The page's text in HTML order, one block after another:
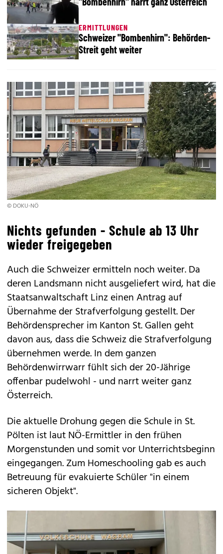
ERMITTLUNGEN
Schweizer "Bombenhirn": Behörden-
Streit geht weiter
© DOKU-NÖ
Nichts gefunden - Schule ab 13 Uhr
wieder freigegeben
Auch die Schweizer ermitteln noch weiter. Da
deren Landsmann nicht ausgeliefert wird, hat die
Staatsanwaltschaft Linz einen Antrag auf
Übernahme der Strafverfolgung gestellt. Der
Behördensprecher im Kanton St. Gallen geht
davon aus, dass die Schweiz die Strafverfolgung
übernehmen werde. In dem ganzen
Behördenwirrwarr fühlt sich der 20-Jährige
offenbar pudelwohl - und narrt weiter ganz
Österreich.
Die aktuelle Drohung gegen die Schule in St.
Pölten ist laut NÖ-Ermittler in den frühen
Morgenstunden und somit vor Unterrichtsbeginn
eingegangen. Zum Homeschooling gab es auch
Betreuung für evakuierte Schüler "in einem
sicheren Objekt".